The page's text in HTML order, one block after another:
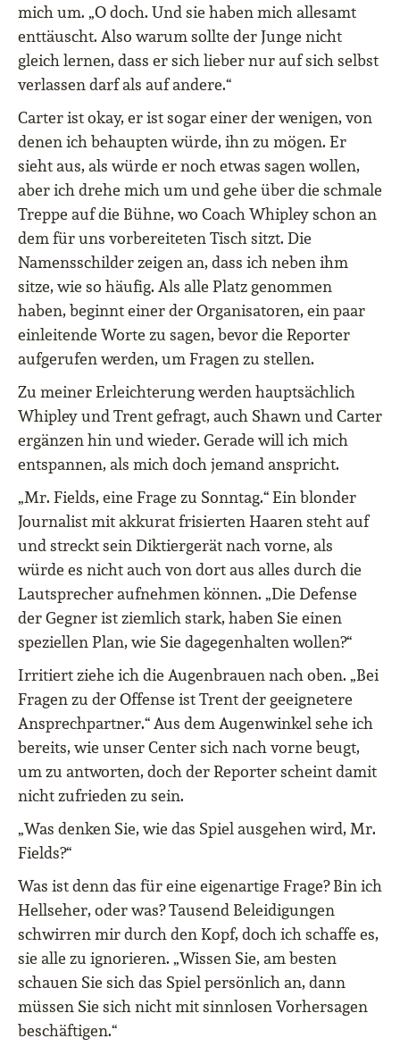
mich um. „O doch. Und sie haben mich allesamt
enttäuscht. Also warum sollte der Junge nicht
gleich lernen, dass er sich lieber nur auf sich selbst
verlassen darf als auf andere.“
Carter ist okay, er ist sogar einer der wenigen, von
denen ich behaupten würde, ihn zu mögen. Er
sieht aus, als würde er noch etwas sagen wollen,
aber ich drehe mich um und gehe über die schmale
Treppe auf die Bühne, wo Coach Whipley schon an
dem für uns vorbereiteten Tisch sitzt. Die
Namensschilder zeigen an, dass ich neben ihm
sitze, wie so häufig. Als alle Platz genommen
haben, beginnt einer der Organisatoren, ein paar
einleitende Worte zu sagen, bevor die Reporter
aufgerufen werden, um Fragen zu stellen.
Zu meiner Erleichterung werden hauptsächlich
Whipley und Trent gefragt, auch Shawn und Carter
ergänzen hin und wieder. Gerade will ich mich
entspannen, als mich doch jemand anspricht.
„Mr. Fields, eine Frage zu Sonntag.“ Ein blonder
Journalist mit akkurat frisierten Haaren steht auf
und streckt sein Diktiergerät nach vorne, als
würde es nicht auch von dort aus alles durch die
Lautsprecher aufnehmen können. „Die Defense
der Gegner ist ziemlich stark, haben Sie einen
speziellen Plan, wie Sie dagegenhalten wollen?“
Irritiert ziehe ich die Augenbrauen nach oben. „Bei
Fragen zu der Offense ist Trent der geeignetere
Ansprechpartner.“ Aus dem Augenwinkel sehe ich
bereits, wie unser Center sich nach vorne beugt,
um zu antworten, doch der Reporter scheint damit
nicht zufrieden zu sein.
„Was denken Sie, wie das Spiel ausgehen wird, Mr.
Fields?“
Was ist denn das für eine eigenartige Frage? Bin ich
Hellseher, oder was? Tausend Beleidigungen
schwirren mir durch den Kopf, doch ich schaffe es,
sie alle zu ignorieren. „Wissen Sie, am besten
schauen Sie sich das Spiel persönlich an, dann
müssen Sie sich nicht mit sinnlosen Vorhersagen
beschäftigen.“